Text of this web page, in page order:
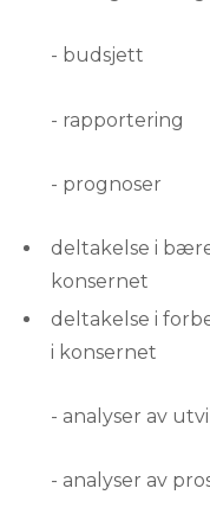
- budsjett
- rapportering
- prognoser
deltakelse i
konsernet
deltakelse i
i konsernet
- analyser av
- analyser av